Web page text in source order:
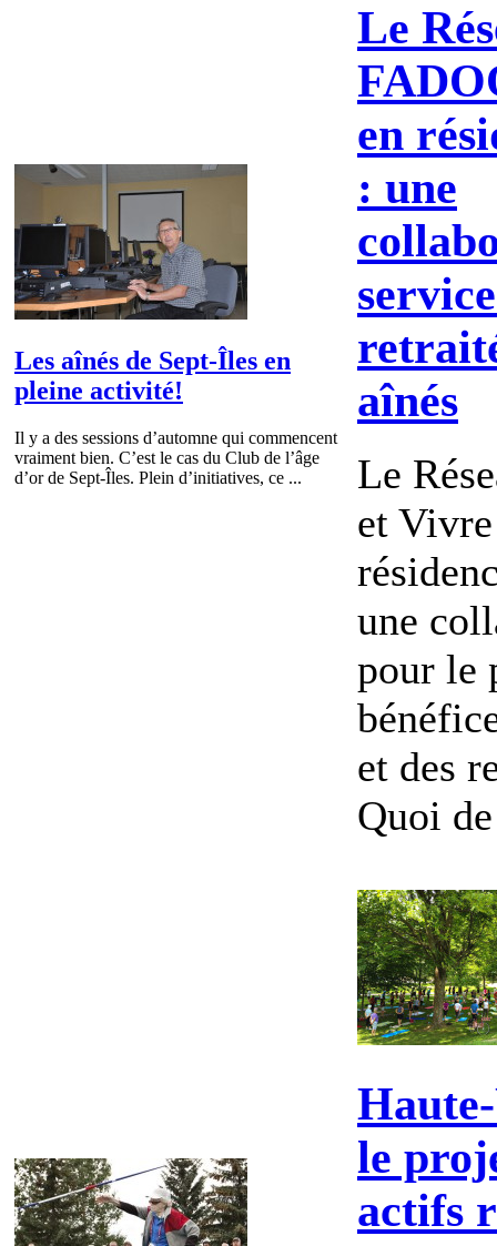
Les aînés de Sept-Îles en
pleine activité!
Il y a des sessions d’automne qui commencent
vraiment bien. C’est le cas du Club de l’âge
d’or de Sept-Îles. Plein d’initiatives, ce ...
Le
en
: une
aînés
Le
et
une
pour le
et des
Quoi
le
actifs